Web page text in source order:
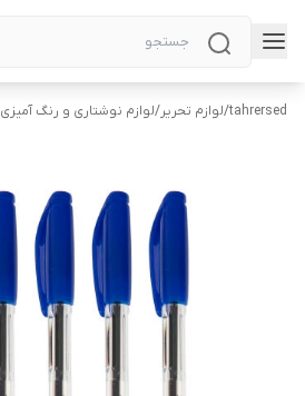
tahrersed
/لوازم تحریر/لوازم نوشتاری و رنگ آمیزی